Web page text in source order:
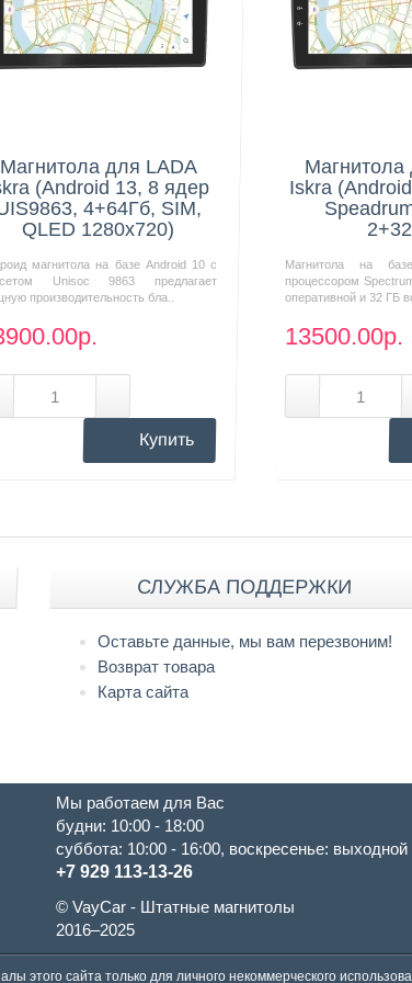
Магнитола для LADA
(Android 13, 8 ядер
4+64Гб, SIM,
QLED 1280x720)
магнитола на базе Android 10 с
Unisoc 9863 предлагает
производительность бла..
Купить
Магнитола
Iskra
Магнитола на
процессором
оперативной и 32 ГБ
13500.00р.
СЛУЖБА ПОДДЕРЖКИ
Оставьте данные, мы вам перезвоним!
Возврат товара
Карта сайта
Мы работаем для Вас
будни: 10:00 - 18:00
суббота: 10:00 - 16:00, воскресенье: выходной
+7 929 113-13-26
© VayCar - Штатные магнитолы
2016–2025
этого сайта только для личного некоммерческого